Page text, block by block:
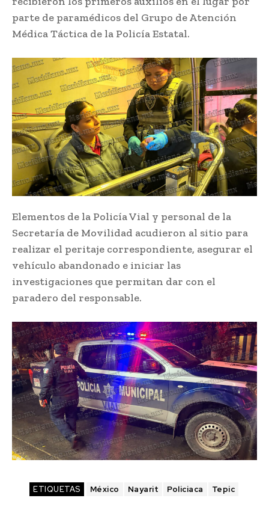
parte de paramédicos del Grupo de Atención
Médica Táctica de la Policía Estatal.
Elementos de la Policía Vial y personal de la
Secretaría de Movilidad acudieron al sitio para
realizar el peritaje correspondiente, asegurar el
vehículo abandonado e iniciar las
investigaciones que permitan dar con el
paradero del responsable.
ETIQUETAS México Nayarit Policiaca Tepic